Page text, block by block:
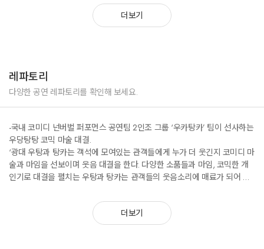
2024년 국립제주박물관 가족들을 위한 힐링 프로그램 초청공연.
2024년 학교폭력예방뮤지컬 ‘그냥 그랬어요’ 기획/출연의정부교육지원청
2024년 성남시민을 위한 장애인식콘서트 개막공연
2023년 제주해비치 아트 페스티벌 초청공연
2022년 용인 아임버스커 거리 공연(10회)
2022년 인천 거리공연사업 칮아가는 문화공연 사업 (10회)
2022년 겸재문화 예술제 초청공연
2022년 김포 애기봉평화생태 공원 초청공연
2019~2021 신나는예술여행 3년연속 주관,공연
2018 태진아 콘서트 초청공연
2018 소찬희홍진영 힐링 콘서트 초청공연
더보기
레파토리
다양한 공연 레파토리를 확인해 보세요.
-국내 코미디 넌버벌 퍼포먼스 공연팀 2인조 그룹 ‘우카탕카’ 팀이 선사하는
우당탕탕 코믹 마술 대결.
‘광대 우탕과 탕카는 객석에 모여있는 관객들에게 누가 더 웃긴지 코미디 마
술과 마임을 선보이며 웃음 대결을 한다. 다양한 소품들과 마임, 코믹한 개
인기로 대결을 펼치는 우탕과 탕카는 관객들의 웃음소리에 매료가 되어 대
의미가 담긴 마술과 마임을 하는 우탕과 탕카, 그러나 탕카의 실수로 인해
또 다시 갈등은 시작되는데.....이 둘의 운명은?’
더보기